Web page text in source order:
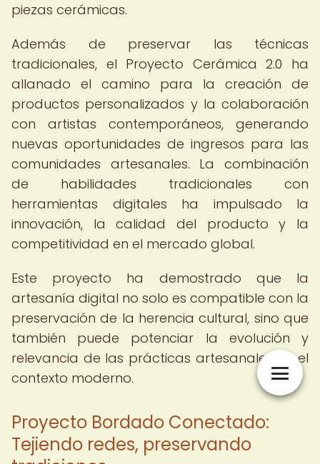
piezas cerámicas.
Además de preservar las técnicas
tradicionales, el Proyecto Cerámica 2.0 ha
allanado el camino para la creación de
productos personalizados y la colaboración
con artistas contemporáneos, generando
nuevas oportunidades de ingresos para las
comunidades artesanales. La combinación
de habilidades tradicionales con
herramientas digitales ha impulsado la
innovación, la calidad del producto y la
competitividad en el mercado global.
Este proyecto ha demostrado que la
artesanía digital no solo es compatible con la
preservación de la herencia cultural, sino que
también puede potenciar la evolución y
relevancia de las prácticas artesanales en el
contexto moderno.
Proyecto Bordado Conectado:
Tejiendo redes, preservando